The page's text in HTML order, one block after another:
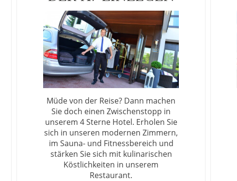
Müde von der Reise? Dann machen
Sie doch einen Zwischenstopp in
unserem 4 Sterne Hotel. Erholen Sie
sich in unseren modernen Zimmern,
im Sauna- und Fitnessbereich und
stärken Sie sich mit kulinarischen
Köstlichkeiten in unserem
Restaurant.